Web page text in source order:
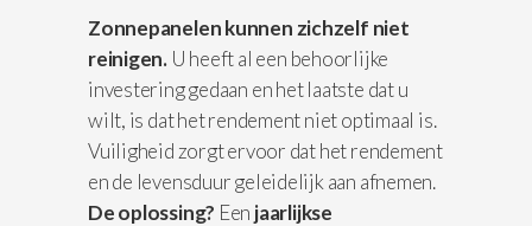
Zonnepanelen kunnen zichzelf niet
reinigen. U heeft al een behoorlijke
investering gedaan en het laatste dat u
wilt, is dat het rendement niet optimaal is.
Vuiligheid zorgt ervoor dat het rendement
en de levensduur geleidelijk aan afnemen.
De oplossing? Een jaarlijkse